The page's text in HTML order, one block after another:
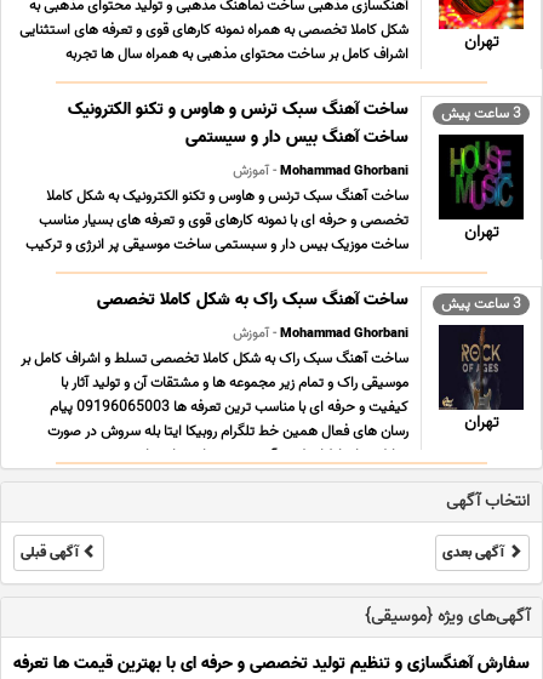
تهران
آهنگسازی مذهبی ساخت نماهنگ مذهبی و تولید محتوای مذهبی به
شکل کاملا تخصصی به همراه نمونه کارهای قوی و تعرفه های استثنایی
اشراف کامل بر ساخت محتوای مذهبی به همراه سال ها تجربه
09196065003 پیام رسان های فعال همین خط تلگرام روبیکا ایتا بله
سروش در صورت تمایل به ارتباط از طریق آیدی ... ...
3 ساعت پیش
تهران
ساخت آهنگ سبک ترنس و هاوس و تکنو الکترونیک
ساخت آهنگ بیس دار و سیستمی
Mohammad Ghorbani- آموزش
ساخت آهنگ سبک ترنس و هاوس و تکنو الکترونیک به شکل کاملا
تخصصی و حرفه ای با نمونه کارهای قوی و تعرفه های بسیار مناسب
ساخت موزیک بیس دار و سبستمی ساخت موسیقی پر انرژی و ترکیب
آن با شعر و ملودی در بالاترین کیفیت و کوالیتی ممکن
09196065003 پیام رسان های فعال همین خط تلگرام روبیکا ای ...
3 ساعت پیش
تهران
ساخت آهنگ سبک راک به شکل کاملا تخصصی
Mohammad Ghorbani- آموزش
ساخت آهنگ سبک راک به شکل کاملا تخصصی تسلط و اشراف کامل بر
موسیقی راک و تمام زیر مجموعه ها و مشتقات آن و تولید آثار با
کیفیت و حرفه ای با مناسب ترین تعرفه ها 09196065003 پیام
رسان های فعال همین خط تلگرام روبیکا ایتا بله سروش در صورت
تمایل به ارتباط از طریق آیدی همه پیام رسان ها ... ...
انتخاب آگهی
آگهی بعدی آگهی قبلی
آگهی‌های ویژه {موسیقی}
سفارش آهنگسازی و تنظیم تولید تخصصی و حرفه ای با بهترین قیمت ها تعرفه